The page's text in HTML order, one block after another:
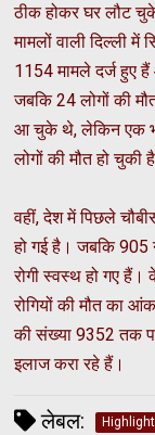
ठीक होकर घर लौट
मामलों वाली दिल्ली
1154 मामले दर्ज हुए
जबकि 24 लोगों की
आ चुके थे, लेकिन एक
लोगों की मौत हो चुकी
वहीं, देश में पिछले
हो गई है। जबकि 905
रोगी स्वस्थ हो गए
रोगियों की मौत का
की संख्या 9352 तक
इलाज करा रहे हैं।
लेबल: